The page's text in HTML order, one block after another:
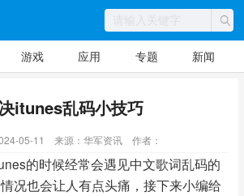
游戏 应用 专题 新闻
itunes乱码小技巧
05-11 来源：华军资讯 作者：
的时候经常会遇见中文歌词乱码的
况也会让人有点头痛，接下来小编给